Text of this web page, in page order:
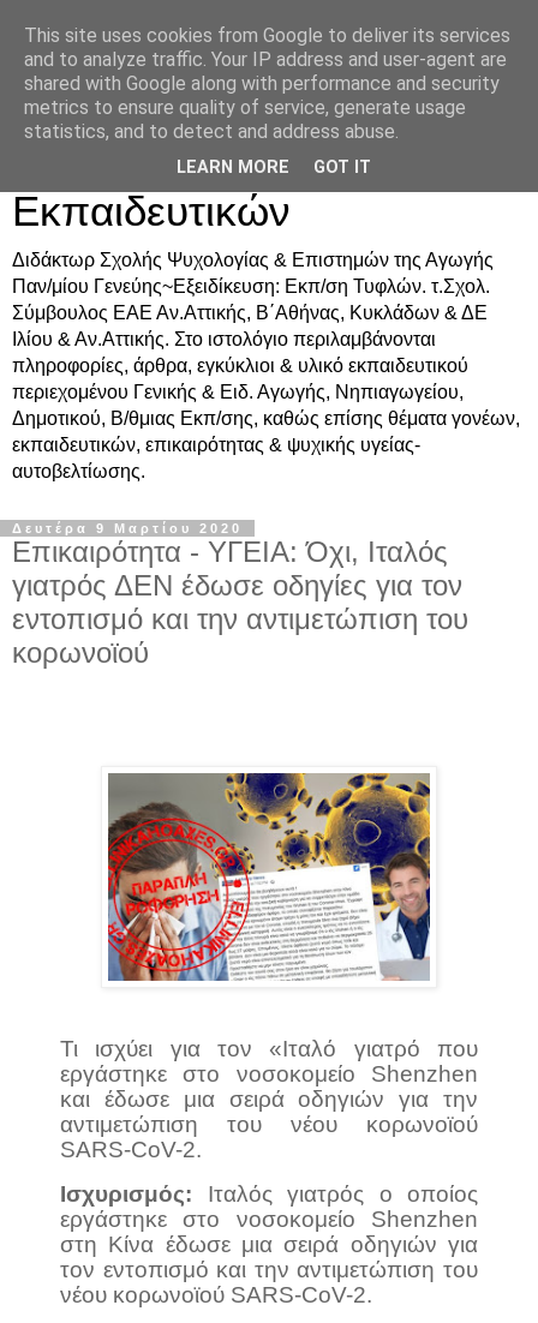
Δρ. Ράνια Χιουρέα-
Συμβουλευτική &
Υποστήριξη Γονέων &
Εκπαιδευτικών
Διδάκτωρ Σχολής Ψυχολογίας & Επιστημών της Αγωγής
Παν/μίου Γενεύης~Εξειδίκευση: Εκπ/ση Τυφλών. τ.Σχολ.
Σύμβουλος ΕΑΕ Αν.Αττικής, Β΄Αθήνας, Κυκλάδων & ΔΕ
Ιλίου & Αν.Αττικής. Στο ιστολόγιο περιλαμβάνονται
πληροφορίες, άρθρα, εγκύκλιοι & υλικό εκπαιδευτικού
περιεχομένου Γενικής & Ειδ. Αγωγής, Νηπιαγωγείου,
Δημοτικού, Β/θμιας Εκπ/σης, καθώς επίσης θέματα γονέων,
εκπαιδευτικών, επικαιρότητας & ψυχικής υγείας-
αυτοβελτίωσης.
Δευτέρα 9 Μαρτίου 2020
Επικαιρότητα - ΥΓΕΙΑ: Όχι, Ιταλός
γιατρός ΔΕΝ έδωσε οδηγίες για τον
εντοπισμό και την αντιμετώπιση του
κορωνοϊού
Τι ισχύει για τον «Ιταλό γιατρό που
εργάστηκε στο νοσοκομείο Shenzhen
και έδωσε μια σειρά οδηγιών για την
αντιμετώπιση του νέου κορωνοϊού
SARS-CoV-2.
Ισχυρισμός: Ιταλός γιατρός ο οποίος
εργάστηκε στο νοσοκομείο Shenzhen
στη Κίνα έδωσε μια σειρά οδηγιών για
τον εντοπισμό και την αντιμετώπιση του
νέου κορωνοϊού SARS-CoV-2.
This site uses cookies from Google to deliver its services
and to analyze traffic. Your IP address and user-agent are
shared with Google along with performance and security
metrics to ensure quality of service, generate usage
statistics, and to detect and address abuse.
LEARN MORE GOT IT